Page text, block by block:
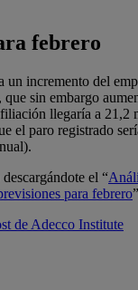
febrero
un incremento del
sin embargo
llegaría a 21,2
el paro registrado
el “
para febrero
de Adecco Institute